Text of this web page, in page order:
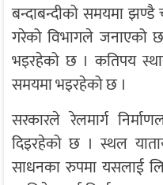
बन्दाबन्दीको समयमा
गरेको विभागले जनाएको
भइरहेको छ । कतिपय
समयमा भइरहेको छ ।
सरकारले रेलमार्ग
दिइरहेको छ । स्थल
साधनका रुपमा यसलाई